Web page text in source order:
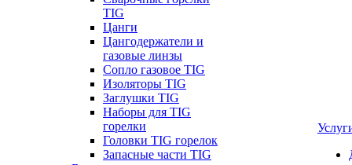
TIG
Цанги
Цангодержатели и
газовые линзы
Сопло газовое TIG
Изоляторы TIG
Заглушки TIG
Наборы для TIG
горелки
Головки TIG горелок
Запасные части TIG